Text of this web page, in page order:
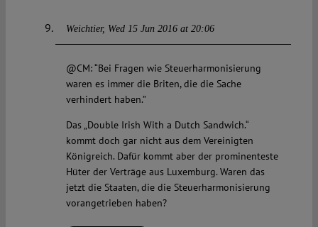
Weichtier Wed 15 Jun 2016 at 20:06
@CM: “Bei Fragen wie Steuerharmonisierung
waren es immer die Briten, die die Sache
verhindert haben.”
Das „Double Irish With a Dutch Sandwich.“
kommt doch gar nicht aus dem Vereinigten
Königreich. Dafür kommt aber der prominenteste
Hüter der Verträge aus Luxemburg. Waren das
jetzt die Staaten, die die Steuerharmonisierung
vorangetrieben haben?